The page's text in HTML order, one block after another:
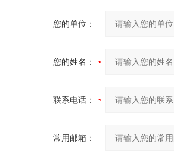
您的单位：
您的姓名：
联系电话：
常用邮箱：